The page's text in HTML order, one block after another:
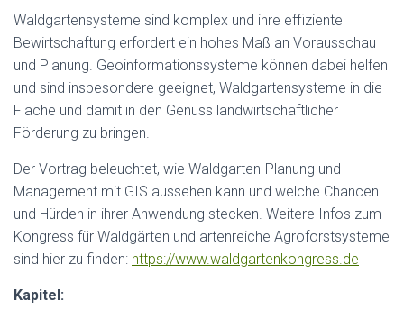
Waldgartensysteme sind komplex und ihre effiziente
Bewirtschaftung erfordert ein hohes Maß an Vorausschau
und Planung. Geoinformationssysteme können dabei helfen
und sind insbesondere geeignet, Waldgartensysteme in die
Fläche und damit in den Genuss landwirtschaftlicher
Förderung zu bringen.
Der Vortrag beleuchtet, wie Waldgarten-Planung und
Management mit GIS aussehen kann und welche Chancen
und Hürden in ihrer Anwendung stecken. Weitere Infos zum
Kongress für Waldgärten und artenreiche Agroforstsysteme
sind hier zu finden: https://www.waldgartenkongress.de
Kapitel: